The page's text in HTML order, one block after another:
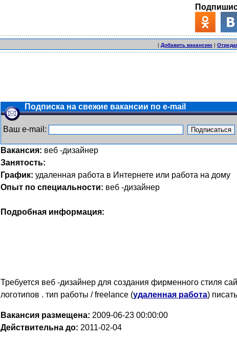
| Добавить вакансию |
Подписка на свежие вакансии по e-mail
Ваш e-mail:
Вакансия: веб -дизайнер
Занятость:
График: удаленная работа в Интернете или работа на дому
Опыт по специальности: веб -дизайнер
Подробная информация:
Требуется веб -дизайнер для создания фирменного стиля
логотипов . тип работы / freelance (удаленная работа)
Вакансия размещена: 2009-06-23 00:00:00
Действительна до: 2011-02-04